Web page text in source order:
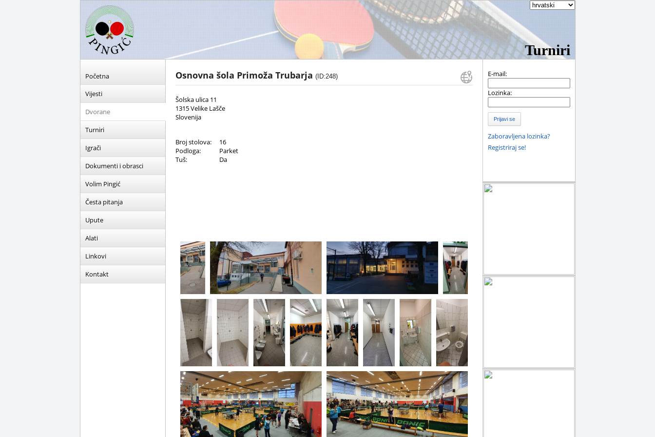
Turniri
Početna
Vijesti
Dvorane
Turniri
Igrači
Dokumenti i obrasci
Volim Pingić
Česta pitanja
Upute
Alati
Linkovi
Kontakt
Osnovna šola Primoža Trubarja (ID:248)
Šolska ulica 11
1315 Velike Lašče
Slovenija
Broj stolova:
16
Podloga:
Parket
Tuš:
Da
E-mail:
Lozinka:
Prijavi se
Zaboravljena lozinka?
Registriraj se!